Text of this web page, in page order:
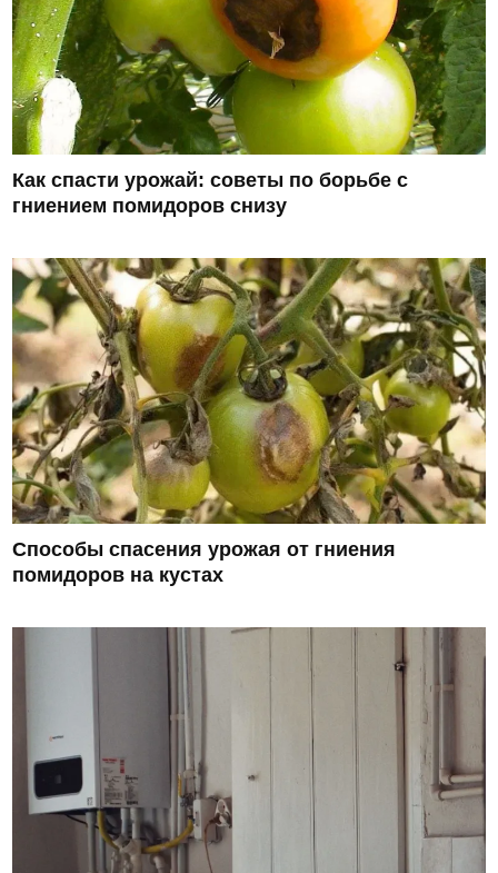
Как спасти урожай: советы по борьбе с
гниением помидоров снизу
Способы спасения урожая от гниения
помидоров на кустах